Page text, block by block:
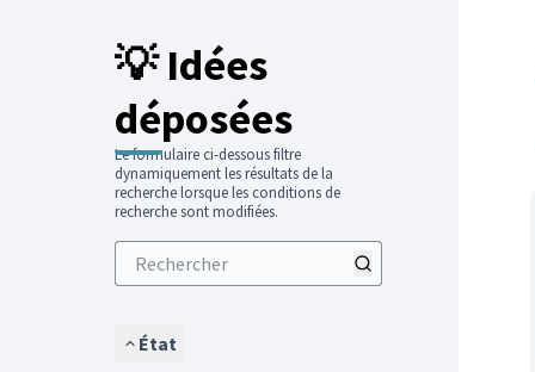
💡 Idées
déposées
Le formulaire ci-dessous filtre
dynamiquement les résultats de la
recherche lorsque les conditions de
recherche sont modifiées.
État